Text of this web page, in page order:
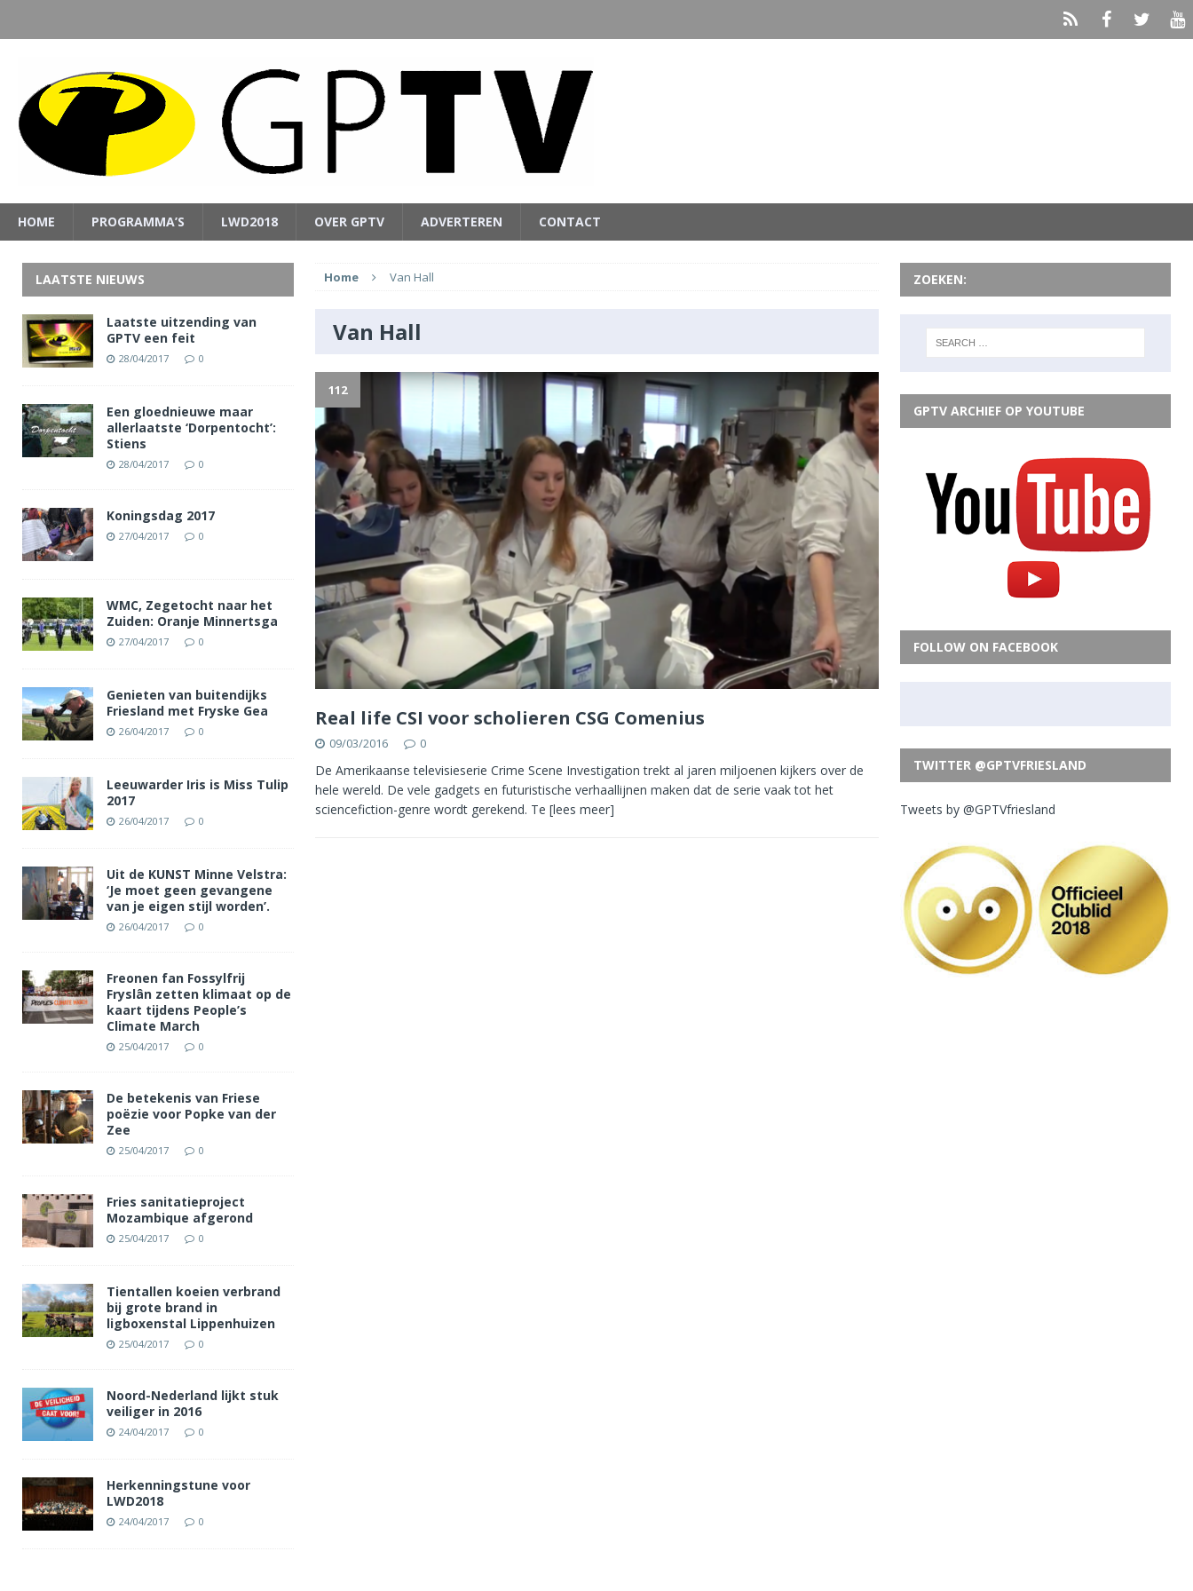
HOME PROGRAMMA’S LWD2018 OVER GPTV ADVERTEREN CONTACT
Home Van Hall
Van Hall
112
Real life CSI voor scholieren CSG Comenius
09/03/2016 0
De Amerikaanse televisieserie Crime Scene Investigation trekt al jaren miljoenen kijkers over de
hele wereld. De vele gadgets en futuristische verhaallijnen maken dat de serie vaak tot het
sciencefiction-genre wordt gerekend. Te [lees meer]
LAATSTE NIEUWS
Laatste uitzending van
GPTV een feit
28/04/2017 0
Een gloednieuwe maar
allerlaatste ‘Dorpentocht’:
Stiens
28/04/2017 0
Koningsdag 2017
27/04/2017 0
WMC, Zegetocht naar het
Zuiden: Oranje Minnertsga
27/04/2017 0
Genieten van buitendijks
Friesland met Fryske Gea
26/04/2017 0
Leeuwarder Iris is Miss Tulip
2017
26/04/2017 0
Uit de KUNST Minne Velstra:
‘Je moet geen gevangene
van je eigen stijl worden’.
26/04/2017 0
Freonen fan Fossylfrij
Fryslân zetten klimaat op de
kaart tijdens People’s
Climate March
25/04/2017 0
De betekenis van Friese
poëzie voor Popke van der
Zee
25/04/2017 0
Fries sanitatieproject
Mozambique afgerond
25/04/2017 0
Tientallen koeien verbrand
bij grote brand in
ligboxenstal Lippenhuizen
25/04/2017 0
Noord-Nederland lijkt stuk
veiliger in 2016
24/04/2017 0
Herkenningstune voor
LWD2018
24/04/2017 0
ZOEKEN:
GPTV ARCHIEF OP YOUTUBE
FOLLOW ON FACEBOOK
TWITTER @GPTVFRIESLAND
Tweets by @GPTVfriesland